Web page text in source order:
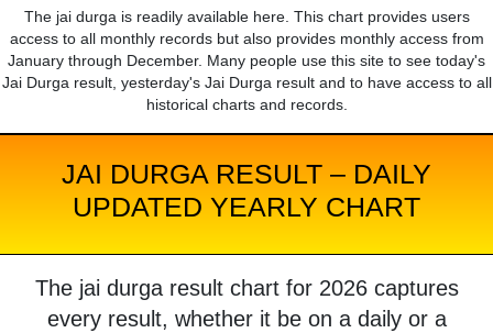
The jai durga is readily available here. This chart provides users
access to all monthly records but also provides monthly access from
January through December. Many people use this site to see today's
Jai Durga result, yesterday's Jai Durga result and to have access to all
historical charts and records.
JAI DURGA RESULT – DAILY
UPDATED YEARLY CHART
The jai durga result chart for 2026 captures
every result, whether it be on a daily or a